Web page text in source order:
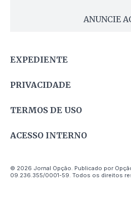
ANUNCIE
EXPEDIENTE
PRIVACIDADE
TERMOS DE USO
ACESSO INTERNO
© 2026 Jornal Opção. Publicado por
09.236.355/0001-59. Todos os direitos